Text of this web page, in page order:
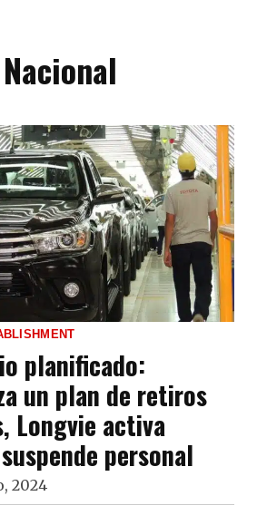
planificado:
un plan de retiros
Longvie activa
personal
2024